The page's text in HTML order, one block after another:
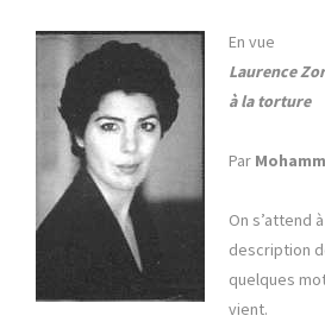
En vue
Laurence
à la torture
Par
On s’attend
description
quelques
vient.